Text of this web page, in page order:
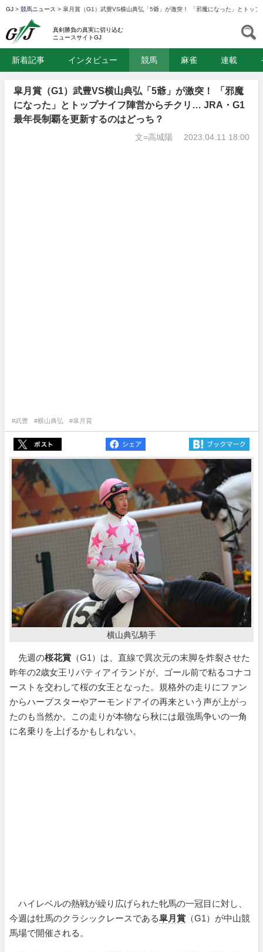
GJ > 競馬ニュース > 皐月賞（G1）武豊VS横山典弘「5爺」が激突！ 「邪魔になった」とトッ
真剣勝負の真実に切り込む
ニュースサイトGJ
新着記事 インタビュー 競馬 麻雀 連載
皐月賞（G1）武豊VS横山典弘「5爺」が激突！ 「邪魔
になった」とトップナイフ陣営からチクリ… JRA・G1
最年長制覇を更新するのはどっち？
文=高城陽 2023.04.11 18:00
#武豊 #横山典弘 #皐月賞
横山典弘騎手
先週の桜花賞 （G1）は、直線で異次元の末脚を炸裂させた
昨年の2歳女王リバティアイランドが、ゴール前で粘るコナコ
ーストを交わして桜の女王となった。規格外の走りにファン
からハープスターやアーモンドアイの再来という声が上がっ
たのも当然か。この走りが本物なら秋には最強馬争いの一角
に名乗りを上げるかもしれない。
ハイレベルの熱戦が繰り広げられた牝馬の一冠目に対し、
今週は牡馬のクラシックレースである皐月賞 （G1）が中山競
馬場で開催される。